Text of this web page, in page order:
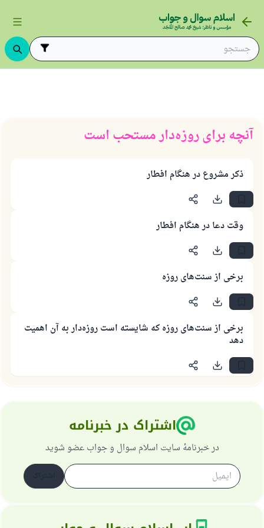
آنچه برای روزه‌دار مستحب است
ذکر مشروع در هنگام افطار
وقت دعا در هنگام افطار
برخی از سنت‌های روزه
برخی از سنت‌های روزه که شایسته است روزه‌دار به آن اهمیت
دهد
اشتراک در خبرنامه
در خبرنامهٔ سایت اسلام سوال و جواب عضو شوید
از پرسش تا پاسخ، کمک مالی شما «اسلام سوال و جواب» را
یاری می‌دهد.
رسول الله صلی الله علیه وسلم می‌فرماید
آنکه به سوی خیری راهنمایی کند مانند پاداش انجام
(مسلم: ۱۸۹۳)
همکاری